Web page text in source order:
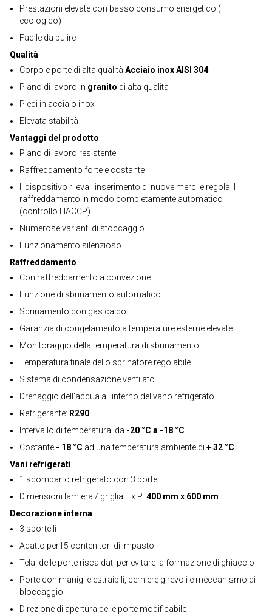
Prestazioni elevate con basso consumo energetico (
ecologico)
Facile da pulire
Qualità
Corpo e porte di alta qualità Acciaio inox AISI 304
Piano di lavoro in granito di alta qualità
Piedi in acciaio inox
Elevata stabilità
Vantaggi del prodotto
Piano di lavoro resistente
Raffreddamento forte e costante
Il dispositivo rileva l'inserimento di nuove merci e regola il
raffreddamento in modo completamente automatico
(controllo HACCP)
Numerose varianti di stoccaggio
Funzionamento silenzioso
Raffreddamento
Con raffreddamento a convezione
Funzione di sbrinamento automatico
Sbrinamento con gas caldo
Garanzia di congelamento a temperature esterne elevate
Monitoraggio della temperatura di sbrinamento
Temperatura finale dello sbrinatore regolabile
Sistema di condensazione ventilato
Drenaggio dell'acqua all'interno del vano refrigerato
Refrigerante: R290
Intervallo di temperatura: da -20 °C a -18 °C
Costante - 18 °C ad una temperatura ambiente di + 32 °C
Vani refrigerati
1 scomparto refrigerato con 3 porte
Dimensioni lamiera / griglia L x P: 400 mm x 600 mm
Decorazione interna
3 sportelli
Adatto per15 contenitori di impasto
Telai delle porte riscaldati per evitare la formazione di ghiaccio
Porte con maniglie estraibili, cerniere girevoli e meccanismo di
bloccaggio
Direzione di apertura delle porte modificabile